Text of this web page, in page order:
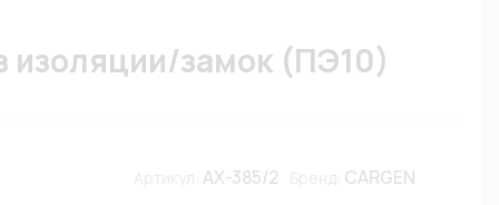
изоляции/замок (ПЭ10)
AX-385/2 CARGEN